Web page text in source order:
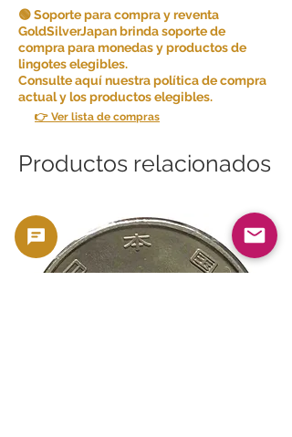
🟢 Soporte para compra y reventa
GoldSilverJapan brinda soporte de
compra para monedas y productos de
lingotes elegibles.
Consulte aquí nuestra política de compra
actual y los productos elegibles.
👉 Ver lista de compras
Productos relacionados